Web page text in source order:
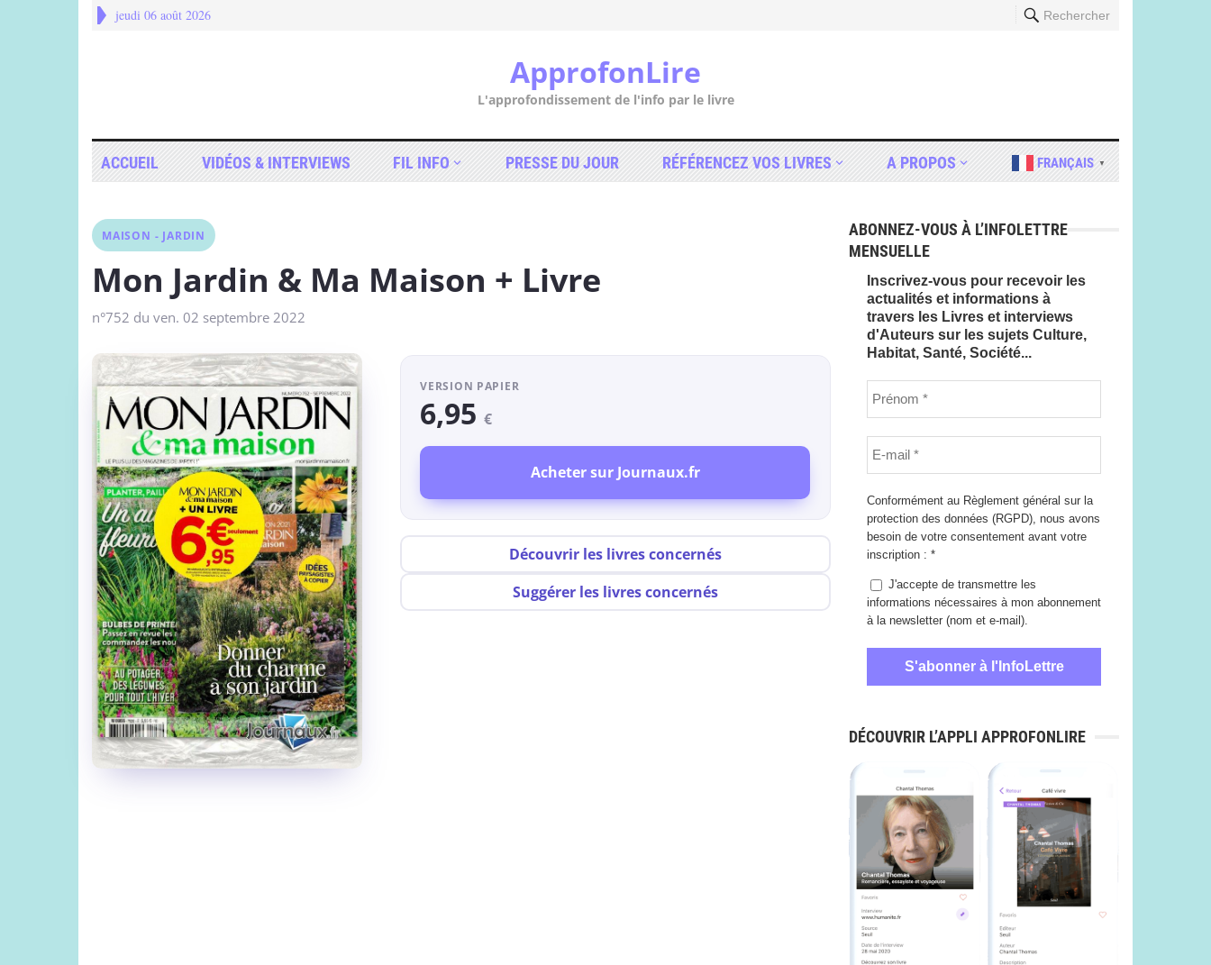
jeudi 06 août 2026 Rechercher
ApprofonLire
L'approfondissement de l'info par le livre
ACCUEIL VIDÉOS & INTERVIEWS FIL INFO PRESSE DU JOUR RÉFÉRENCEZ VOS LIVRES A PROPOS FRANÇAIS ▼
MAISON - JARDIN
Mon Jardin & Ma Maison + Livre
n°752 du ven. 02 septembre 2022
VERSION PAPIER
6,95€
Acheter sur Journaux.fr
Découvrir les livres concernés
Suggérer les livres concernés
ABONNEZ-VOUS À L’INFOLETTRE
MENSUELLE
Inscrivez-vous pour recevoir les
actualités et informations à
travers les Livres et interviews
d'Auteurs sur les sujets Culture,
Habitat, Santé, Société...
Conformément au Règlement général sur la
protection des données (RGPD), nous avons
besoin de votre consentement avant votre
inscription : *
J'accepte de transmettre les
informations nécessaires à mon abonnement
à la newsletter (nom et e-mail).
DÉCOUVRIR L’APPLI APPROFONLIRE